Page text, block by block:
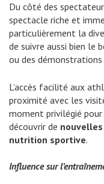
Du côté des
spectacle riche et
particulièrement la
de suivre aussi bien le
ou des
L’accès facilité aux
proximité avec les
moment privilégié
découvrir de
nutrition sportive.
Influence sur